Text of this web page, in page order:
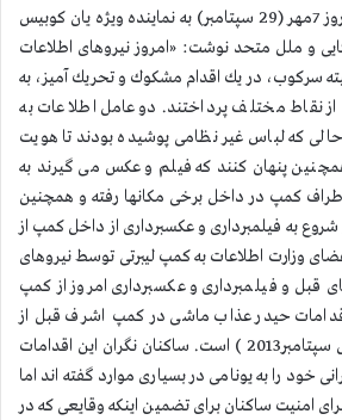
مشاور حقوقی ساكنان در روز 7مهر (29 سپتامبر) به نماینده ویژه یان كوبیس
و ملل متحد نوشت: «امروز نیروهای اطلاعات
سركوب، در یك اقدام مشكوك و تحریك آمیز، به
نقاط مختلف پرداختند. دو عامل اطلاعات به
كه لباس غیر نظامی پوشیده بودند تا هویت
پنهان كنند كه فیلم و عكس می گیرند به
كمپ در داخل برخی مكانها رفته و همچنین
به فیلمبرداری و عكسبرداری از داخل كمپ از
وزارت اطلاعات به كمپ لیبرتی توسط نیروهای
قبل و فیلمبرداری و عكسبرداری امروز از كمپ
حیدر عذاب ماشی در كمپ اشرف قبل از
قتل عام 10شهریور 92 (اول سپتامبر2013 ) است. ساكنان نگران این اقدامات
خود را به یونامی در بسیاری موارد گفته اند اما
امنیت ساكنان برای تضمین اینكه وقایعی كه در